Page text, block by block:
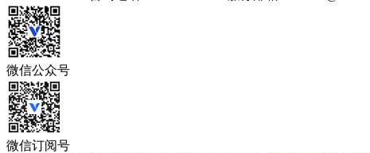
微信公众号
微信订阅号